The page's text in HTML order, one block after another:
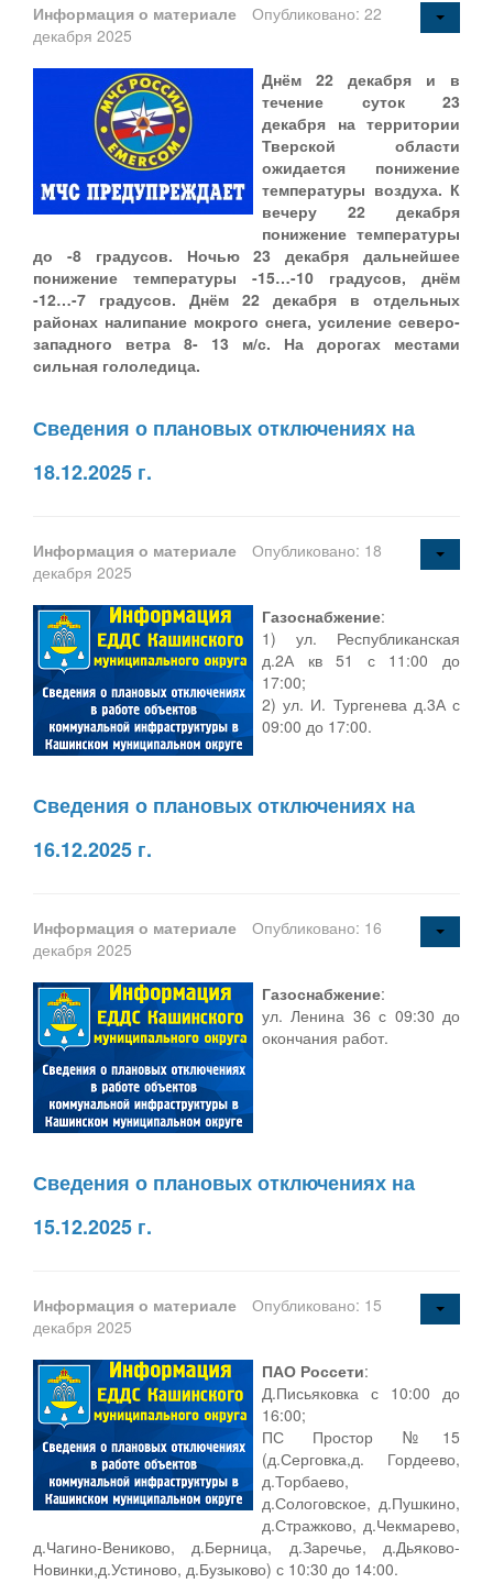
Информация о материале
Опубликовано: 22
декабря 2025
Днём 22 декабря и в
течение суток 23
декабря на территории
Тверской области
ожидается понижение
температуры воздуха. К
вечеру 22 декабря
понижение температуры
до -8 градусов. Ночью 23 декабря дальнейшее
понижение температуры -15…-10 градусов, днём
-12…-7 градусов. Днём 22 декабря в отдельных
районах налипание мокрого снега, усиление северо-
западного ветра 8- 13 м/с. На дорогах местами
сильная гололедица.
Сведения о плановых отключениях на
18.12.2025 г.
Информация о материале
Опубликовано: 18
декабря 2025
Газоснабжение:
1) ул. Республиканская
д.2А кв 51 с 11:00 до
17:00;
2) ул. И. Тургенева д.3А с
09:00 до 17:00.
Сведения о плановых отключениях на
16.12.2025 г.
Информация о материале
Опубликовано: 16
декабря 2025
Газоснабжение:
ул. Ленина 36 с 09:30 до
окончания работ.
Сведения о плановых отключениях на
15.12.2025 г.
Информация о материале
Опубликовано: 15
декабря 2025
ПАО Россети:
Д.Письяковка с 10:00 до
16:00;
ПС Простор №15
(д.Серговка,д. Гордеево,
д.Торбаево,
д.Сологовское, д.Пушкино,
д.Стражково, д.Чекмарево,
д.Чагино-Вениково, д.Берница, д.Заречье, д.Дьяково-
Новинки,д.Устиново, д.Бузыково) с 10:30 до 14:00.